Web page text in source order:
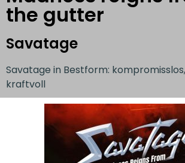
the gutter
Savatage
Savatage in Bestform: kompromisslos,
kraftvoll